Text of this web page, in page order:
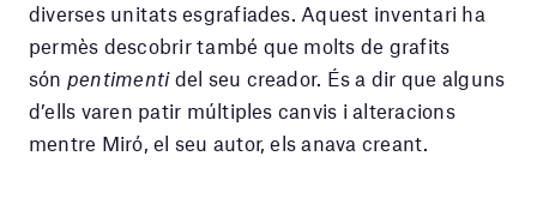
diverses unitats esgrafiades. Aquest inventari ha
permès descobrir també que molts de grafits
són pentimentidel seu creador. És a dir que alguns
d’ells varen patir múltiples canvis i alteracions
mentre Miró, el seu autor, els anava creant.